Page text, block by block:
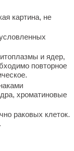
картина, не
и ядер,
повторное
хроматиновые
раковых клеток.